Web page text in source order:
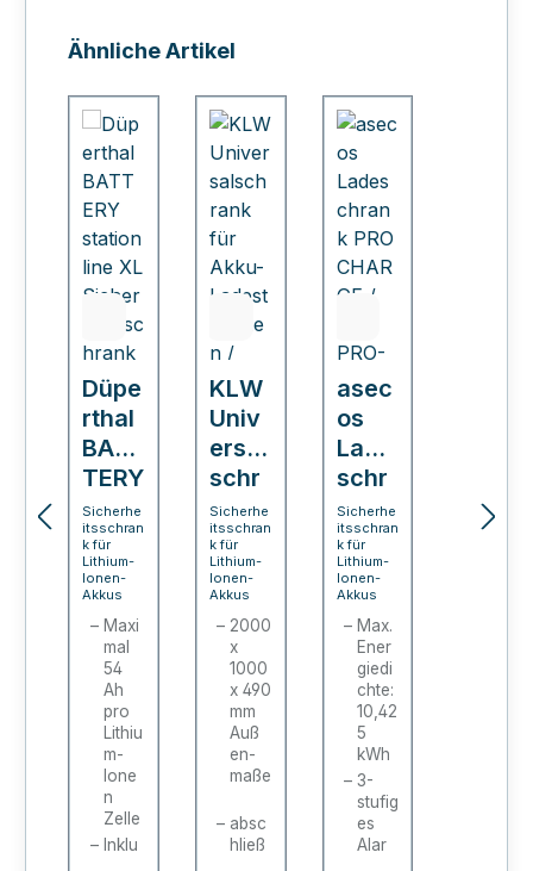
Produktgalerie überspringen
Ähnliche Artikel
Düpe
rthal
BAT
TERY
stati
on
line
XL
Lade
schr
ank
Sicherhe
itsschran
k für
Lithium-
Ionen-
Akkus
Maxi
mal
54
Ah
pro
Lithiu
m-
Ione
n
Zelle
Inklu
KLW
Univ
ersal
schr
ank
für
Akku
-
Lade
stati
onen
Akku
schr
Sicherhe
itsschran
k für
Lithium-
Ionen-
Akkus
2000
x
1000
x 490
mm
Auß
en­
maße
absc
hließ
asec
os
Lade
schr
ank
PRO
CHA
RGE
/
ION-
PRO-
90
(2-
flüge
lig)
Sicherhe
itsschran
k für
Lithium-
Ionen-
Akkus
Max.
Ener
giedi
chte:
10,42
5
kWh
3-
stufig
es
Alar